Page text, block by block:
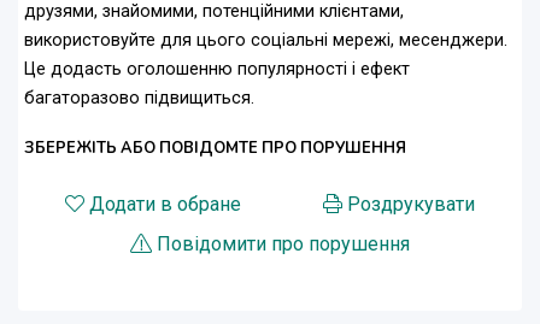
друзями, знайомими, потенційними клієнтами,
використовуйте для цього соціальні мережі, месенджери.
Це додасть оголошенню популярності і ефект
багаторазово підвищиться.
ЗБЕРЕЖІТЬ АБО ПОВІДОМТЕ ПРО ПОРУШЕННЯ
Додати в обране
Роздрукувати
Повідомити про порушення